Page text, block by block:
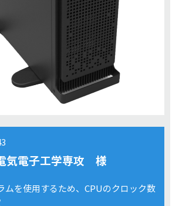
気電子工学専攻 様
ムを使用するため、CPUのクロック数